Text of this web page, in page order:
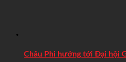
Châu Phi hướng tới Đại hội